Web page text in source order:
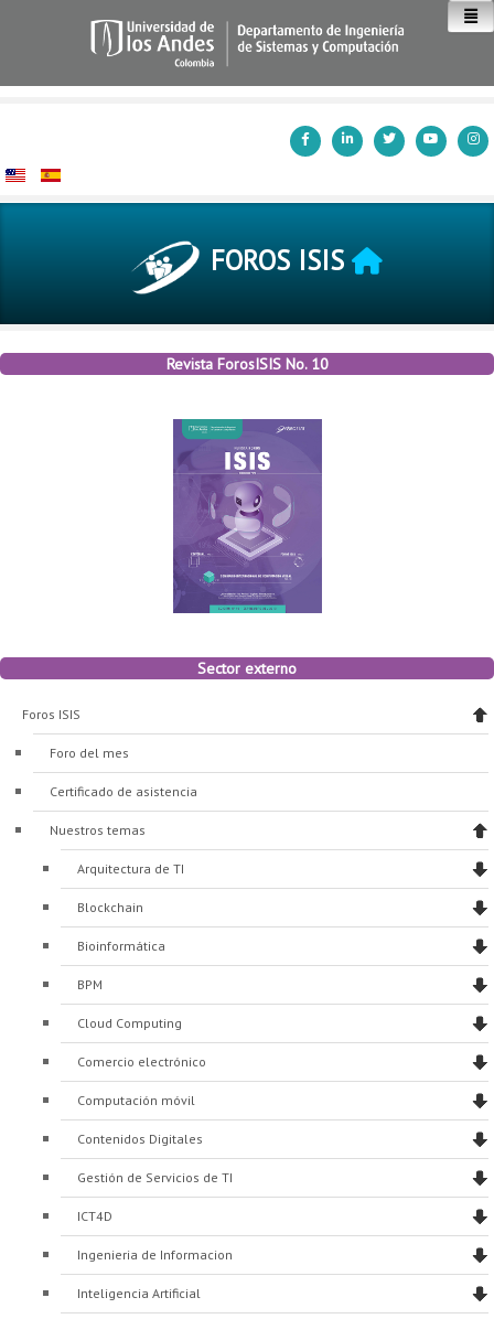
FOROS ISIS
Revista ForosISIS No. 10
Sector externo
Foros ISIS
Foro del mes
Certificado de asistencia
Nuestros temas
Arquitectura de TI
Blockchain
Bioinformática
BPM
Cloud Computing
Comercio electrónico
Computación móvil
Contenidos Digitales
Gestión de Servicios de TI
ICT4D
Ingenieria de Informacion
Inteligencia Artificial